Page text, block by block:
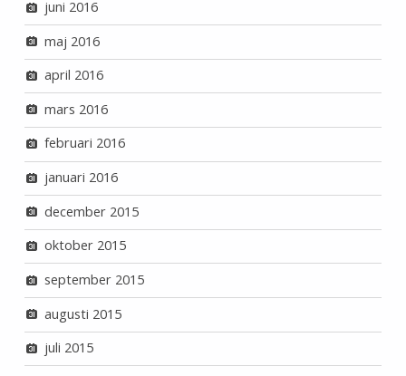
juni 2016
maj 2016
april 2016
mars 2016
februari 2016
januari 2016
december 2015
oktober 2015
september 2015
augusti 2015
juli 2015